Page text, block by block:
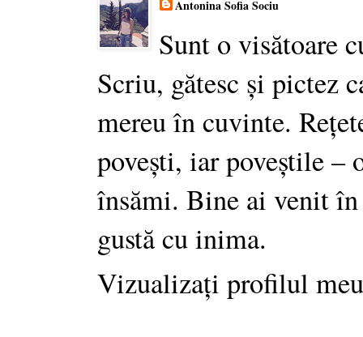
Antonina Sofia Sociu
Sunt o visătoare
Scriu, gătesc și pictez
mereu în cuvinte.
povești, iar poveștile –
însămi. Bine ai venit
gustă cu inima.
Vizualizați profilul